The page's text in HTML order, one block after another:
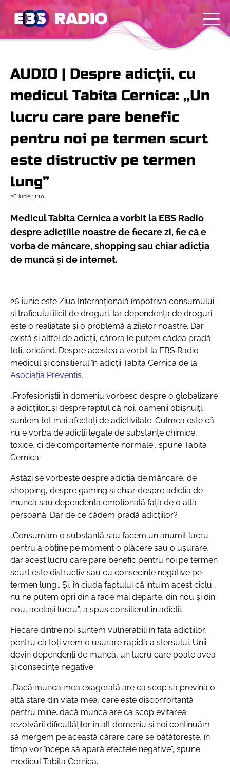
AUDIO | Despre adicții, cu
medicul Tabita Cernica: „Un
lucru care pare benefic
pentru noi pe termen scurt
este distructiv pe termen
lung”
26 iunie 11:10
Medicul Tabita Cernica a vorbit la EBS Radio
despre adicțiile noastre de fiecare zi, fie că e
vorba de mâncare, shopping sau chiar adicția
de muncă și de internet.
26 iunie este Ziua Internațională împotriva consumului
și traficului ilicit de droguri. Iar dependența de droguri
este o realiatate și o problemă a zilelor noastre. Dar
există și altfel de adicții, cărora le putem cădea pradă
toți, oricând. Despre acestea a vorbit la EBS Radio
medicul și consilierul în adicții Tabita Cernica de la
Asociația Preventis.
„Profesioniștii în domeniu vorbesc despre o globalizare
a adicțiilor…și despre faptul că noi, oamenii obișnuiți,
suntem tot mai afectați de adictivitate. Culmea este că
nu e vorba de adicții legate de substanțe chimice,
toxice, ci de comportamente normale”, spune Tabita
Cernica.
Astăzi se vorbește despre adicția de mâncare, de
shopping, despre gaming și chiar despre adicția de
muncă sau dependența emoțională față de o altă
persoană. Dar de ce cădem pradă adicțiilor?
„Consumăm o substanță sau facem un anumit lucru
pentru a obține pe moment o plăcere sau o ușurare,
dar acest lucru care pare benefic pentru noi pe termen
scurt este distructiv sau cu consecințe negative pe
termen lung… Și, în ciuda faptului că intuim acest ciclu…
nu ne putem opri din a face mai departe, din nou și din
nou, același lucru”, a spus consilierul în adicții.
Fiecare dintre noi suntem vulnerabili în fața adicțiilor,
pentru că toți vrem o ușurare rapidă a stersului. Unii
devin dependenți de muncă, un lucru care poate avea
și consecințe negative.
„Dacă munca mea exagerată are ca scop să prevină o
altă stare din viața mea, care este disconfortantă
pentru mine…dacă munca are ca scop evitarea
rezolvării dificultăților în alt domeniu și noi continuăm
să mergem pe această cărare care se bătătorește, în
timp vor începe să apară efectele negative”, spune
medicul Tabita Cernica.